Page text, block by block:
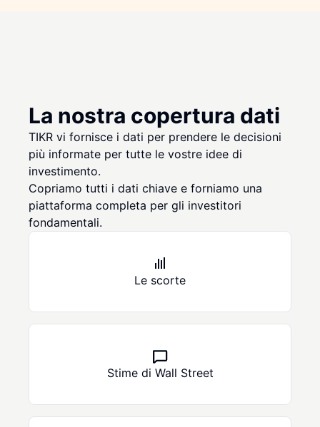
La nostra copertura dati
TIKR vi fornisce i dati per prendere le decisioni
più informate per tutte le vostre idee di
investimento.
Copriamo tutti i dati chiave e forniamo una
piattaforma completa per gli investitori
fondamentali.
Le scorte
Stime di Wall Street